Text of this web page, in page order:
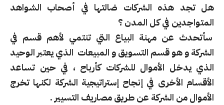
هل تجد هذه الشركات ضالتها في أصحاب الشواهد
المتواجدين في كل المدن ؟
سأتحدث عن مهنة البياع التي تنتمي لأهم قسم في
الشركة و هو قسم التسويق و المبيعات الذي يعتبر الوحيد
الذي يدخل الأموال للشركات كأرباح ، في حين تساعد
الأقسام الأخرى في إنجاح إستراتيجية الشركة لكنها تخرج
الأموال من الشركة عن طريق مصاريف التسيير .